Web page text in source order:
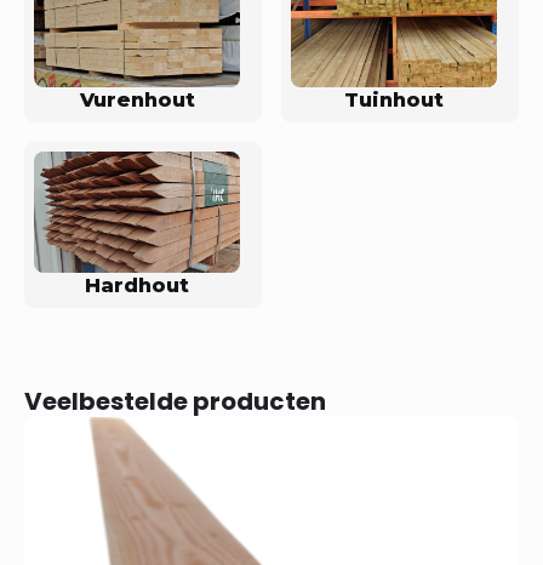
Vurenhout Tuinhout
Hardhout
Veelbestelde producten